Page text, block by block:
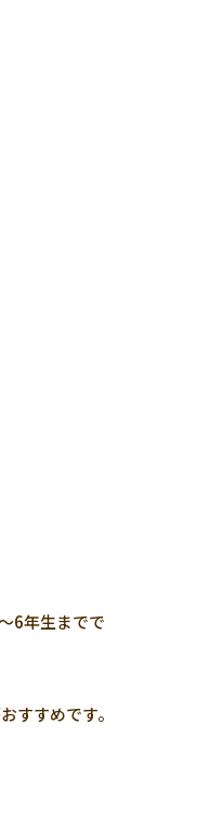
6年生までで
すすめです。